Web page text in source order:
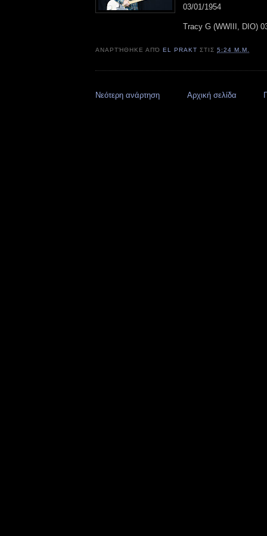
03/01/1954
Tracy G (WWIII, DIO)
ΑΝΑΡΤΉΘΗΚΕ ΑΠΌEL PRAKT ΣΤΙΣ5:24 Μ.Μ.
Νεότερη ανάρτηση Αρχική σελίδα